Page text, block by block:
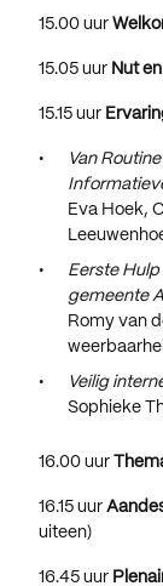
15.00 uur
15.05 uur Nut
15.15 uur
Van
Eva Hoek,
Eerste
gemeente
Romy van
Veilig
Sophieke
16.00 uur
16.15 uur
uiteen)
16.45 uur